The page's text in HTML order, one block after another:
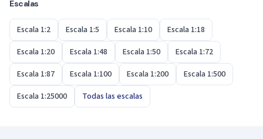
Escalas
Escala 1:2 Escala 1:5 Escala 1:10
Escala 1:18
Escala 1:20
Escala 1:48 Escala 1:50
Escala 1:72
Escala 1:87
Escala 1:100 Escala 1:200
Escala 1:500
Escala 1:25000
Todas las escalas